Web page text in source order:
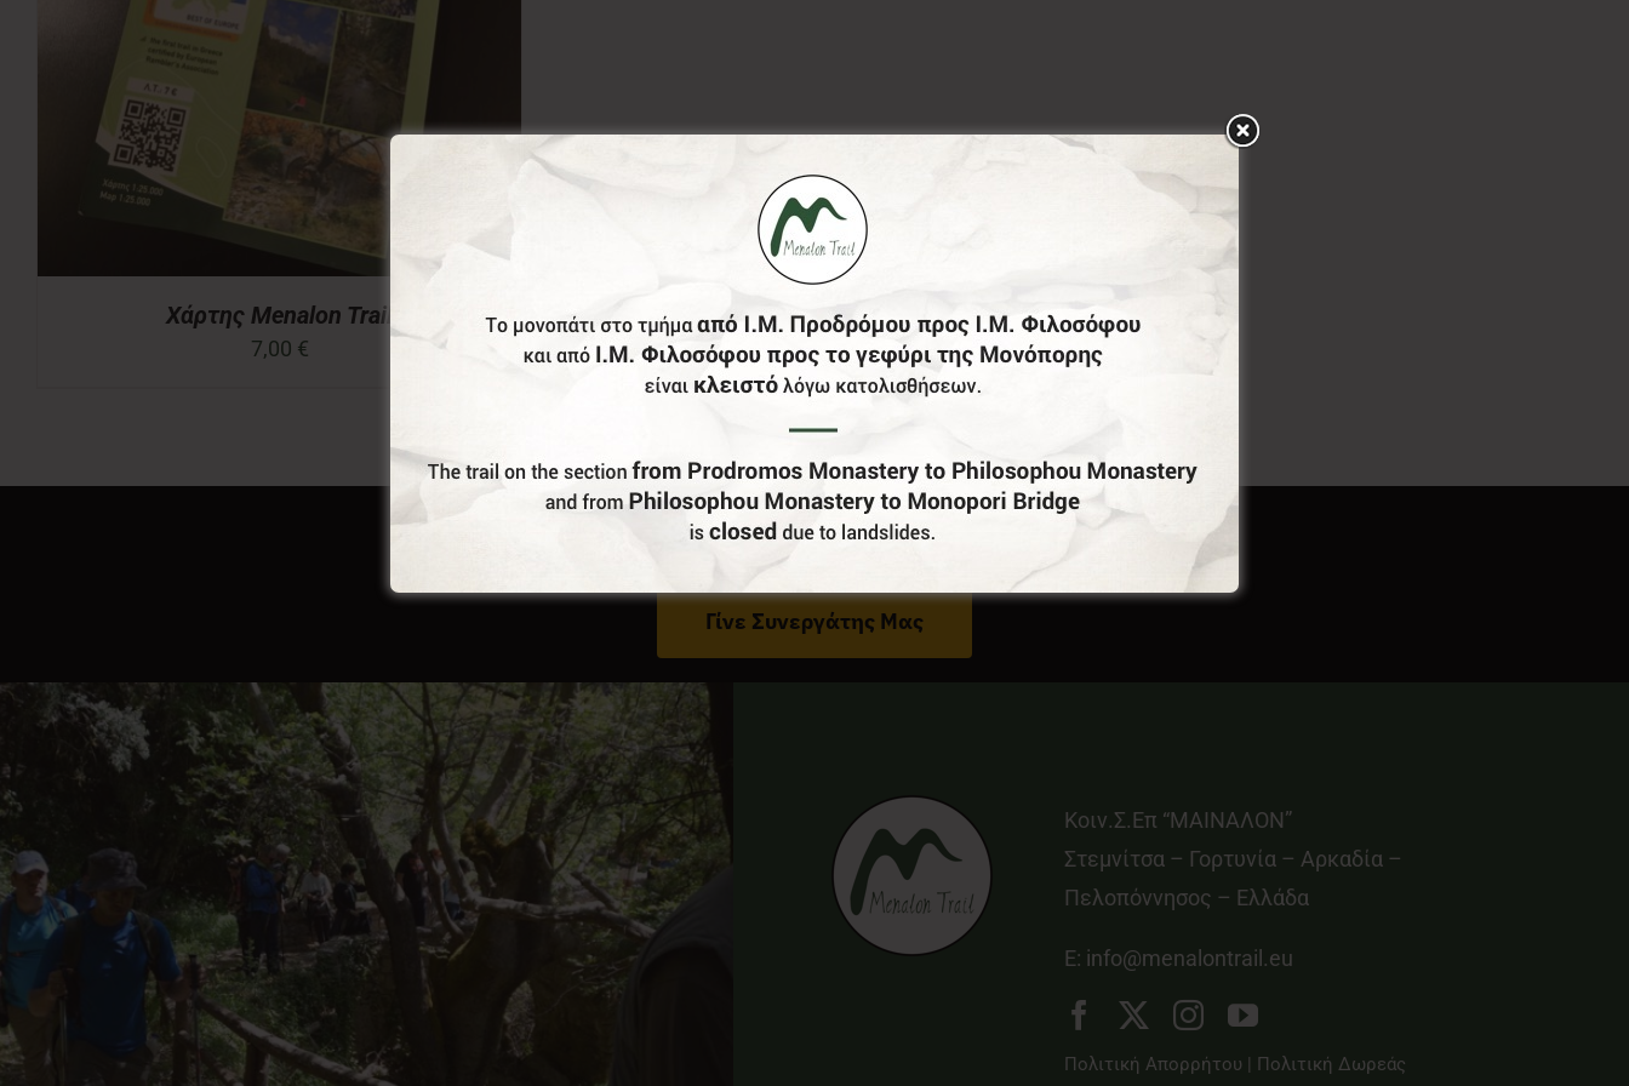
Χάρτης Menalon Trail
7,00 €
Έχεις Επιχείρηση Στο Δήμο Γορτυνίας;
Γίνε Συνεργάτης Μας
Κοιν.Σ.Επ “ΜΑΙΝΑΛΟΝ”
Στεμνίτσα – Γορτυνία – Αρκαδία –
Πελοπόννησος – Ελλάδα
E: info@menalontrail.eu
Πολιτική Απορρήτου | Πολιτική Δωρεάς